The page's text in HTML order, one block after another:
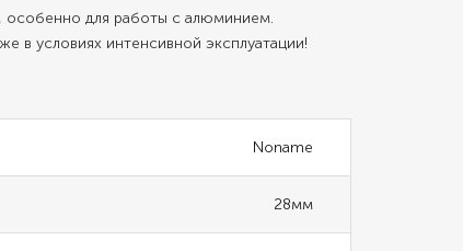
особенно для работы с алюминием.
в условиях интенсивной эксплуатации!
Noname
28мм